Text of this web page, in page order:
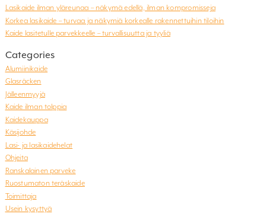
Lasikaide ilman yläreunaa – näkymä edellä, ilman kompromisseja
Korkea lasikaide – turvaa ja näkymiä korkealle rakennettuihin tiloihin
Kaide lasitetulle parvekkeelle – turvallisuutta ja tyyliä
Categories
Alumiinikaide
Glasräcken
Jälleenmyyjä
Kaide ilman tolppia
Kaidekauppa
Käsijohde
Lasi- ja lasikaidehelat
Ohjeita
Ranskalainen parveke
Ruostumaton teräskaide
Toimittaja
Usein kysyttyä